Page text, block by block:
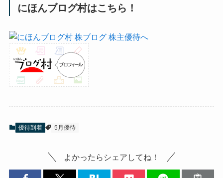
にほんブログ村はこちら！
優待到着 5月優待
よかったらシェアしてね！